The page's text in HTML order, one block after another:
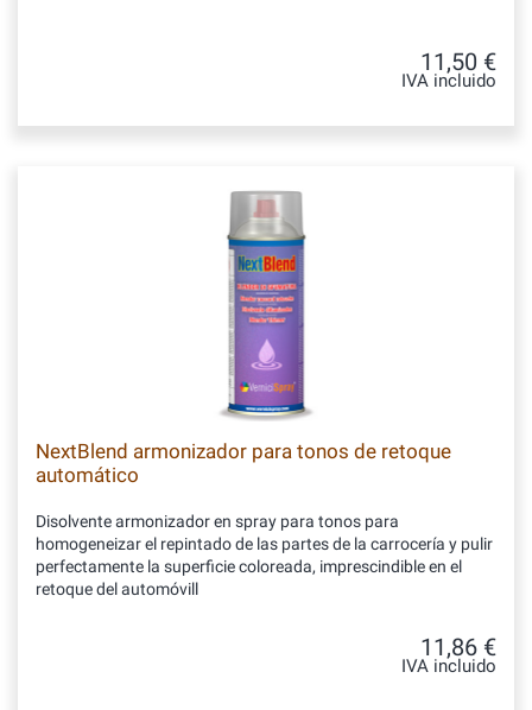
11,50 €
IVA incluido
NextBlend armonizador para tonos de retoque
automático
Disolvente armonizador en spray para tonos para
homogeneizar el repintado de las partes de la carrocería y pulir
perfectamente la superficie coloreada, imprescindible en el
retoque del automóvill
11,86 €
IVA incluido